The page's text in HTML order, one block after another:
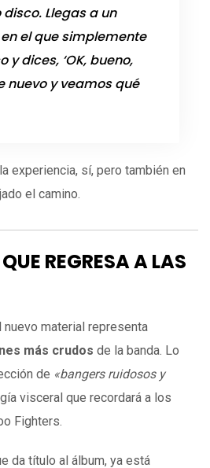
Llegas a un
el que simplemente
y dices, ‘OK, bueno,
nuevo y veamos qué
experiencia, sí, pero también en
el camino.
REGRESA A LAS
nuevo material representa
más crudos de la banda. Lo
de «bangers ruidosos y
visceral que recordará a los
Fighters.
da título al álbum, ya está